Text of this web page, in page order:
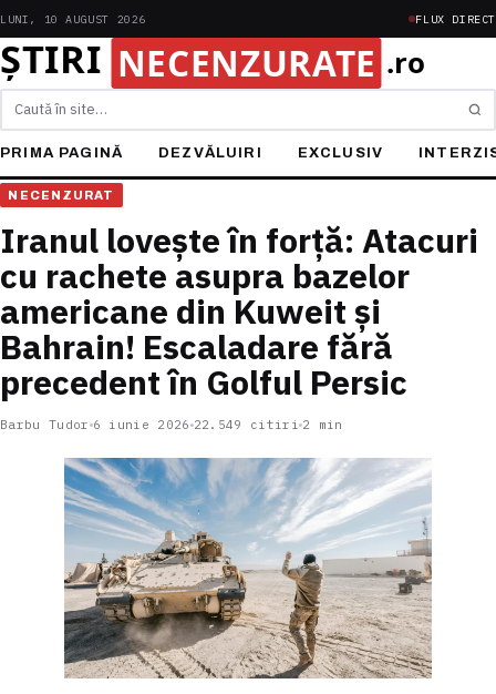
LUNI, 10 AUGUST 2026 FLUX DIRECT
Caută
PRIMA PAGINĂ DEZVĂLUIRI EXCLUSIV
NECENZURAT
Iranul lovește în forță: Atacuri
cu rachete asupra bazelor
americane din Kuweit și
Bahrain! Escaladare fără
precedent în Golful Persic
Barbu Tudor 6 iunie 2026 22.549 citiri 2 min